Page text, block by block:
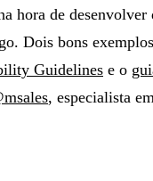
hora de
Dois bons
Guidelines e o
, especialista